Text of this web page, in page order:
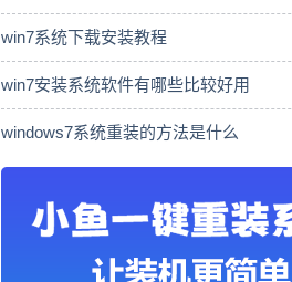
win7系统下载安装教程
win7安装系统软件有哪些比较好用
windows7系统重装的方法是什么